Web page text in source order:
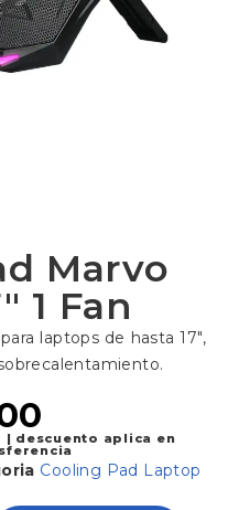
Marvo
1 Fan
laptops de hasta 17″,
| descuento aplica en
Cooling Pad Laptop